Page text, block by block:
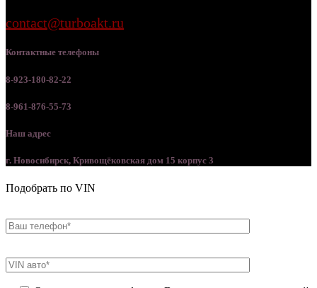
contact@turboakt.ru
Контактные телефоны
8-923-180-82-22
8-961-876-55-73
Наш адрес
г. Новосибирск, Кривощёковская дом 15 корпус 3
Подобрать по VIN